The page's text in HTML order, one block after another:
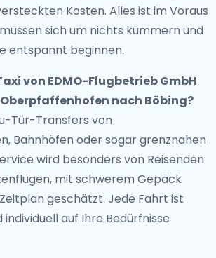
Kosten. Alles ist im Voraus
sich um nichts kümmern und
entspannt beginnen.
von EDMO-Flugbetrieb GmbH
nach Böbing?
Tür-Transfers von
Bahnhöfen oder sogar grenznahen
wird besonders von Reisenden
mit schwerem Gepäck
geschätzt. Jede Fahrt ist
auf Ihre Bedürfnisse